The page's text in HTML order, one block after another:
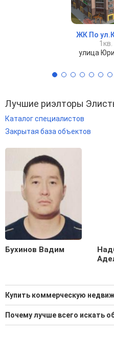
ЖК По
1кв.
улица
Лучшие риэлторы
Каталог специалистов
Закрытая база объектов
Бухинов Вадим
Купить коммерческую
Ищите, как Купить
1 актуальное и
Почему лучше всего искать